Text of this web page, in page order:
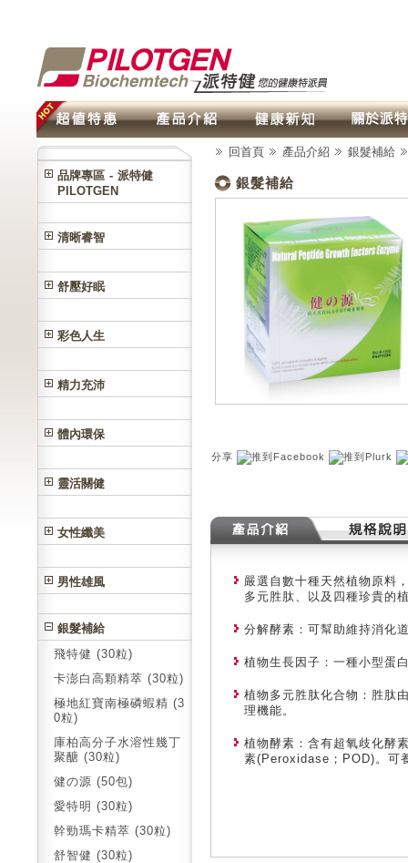
品牌專區 - 派特健
PILOTGEN
清晰睿智
舒壓好眠
彩色人生
精力充沛
體內環保
靈活關健
女性纖美
男性雄風
銀髮補給
飛特健 (30粒)
卡澎白高顆精萃 (30粒)
極地紅寶南極磷蝦精 (3
0粒)
庫柏高分子水溶性幾丁
聚醣 (30粒)
健の源 (50包)
愛特明 (30粒)
幹勁瑪卡精萃 (30粒)
舒智健 (30粒)
回首頁 產品介紹 銀髮補給
銀髮補給
分享
嚴選自數十種天然植物原料
多元胜肽、以及四種珍貴的
分解酵素：可幫助維持消化
植物生長因子：一種小型蛋
植物多元胜肽化合物：胜肽
理機能。
植物酵素：含有超氧歧化酵
素(Peroxidase；POD)。可